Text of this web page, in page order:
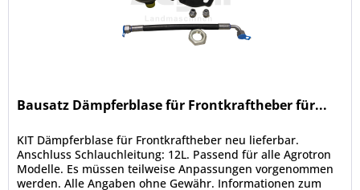
Bausatz Dämpferblase für Frontkraftheber für...
KIT Dämpferblase für Frontkraftheber neu lieferbar.
Anschluss Schlauchleitung: 12L. Passend für alle Agrotron
Modelle. Es müssen teilweise Anpassungen vorgenommen
werden. Alle Angaben ohne Gewähr. Informationen zum